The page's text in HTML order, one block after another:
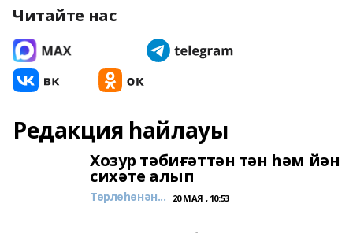
Читайте нас
Редакция һайлауы
Хозур тәбиғәттән тән һәм йән
сихәте алып
Төрлөһөнән... 20 МАЯ , 10:53